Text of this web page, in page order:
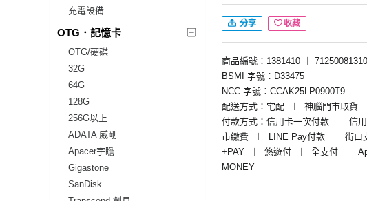
充電設備
OTG．記憶卡
OTG/硬碟
32G
64G
128G
256G以上
ADATA 威剛
Apacer宇瞻
Gigastone
SanDisk
分享 收藏
商品編號：1381410 ︱
BSMI 字號：D33475
NCC 字號：CCAK25LP0900T9
配送方式：宅配
︱
神腦門市取貨
付款方式：信用卡一次付款
︱ 信
市繳費
︱ LINE Pay付款 ︱ 街口
+PAY
︱ 悠遊付 ︱ 全支付 ︱
MONEY